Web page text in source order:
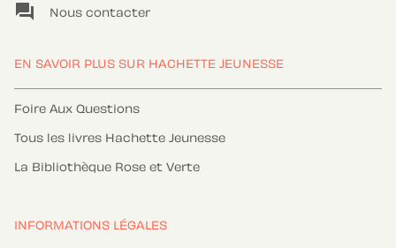
question_answer Nous contacter
EN SAVOIR PLUS SUR HACHETTE JEUNESSE
Foire Aux Questions
Tous les livres Hachette Jeunesse
La Bibliothèque Rose et Verte
INFORMATIONS LÉGALES